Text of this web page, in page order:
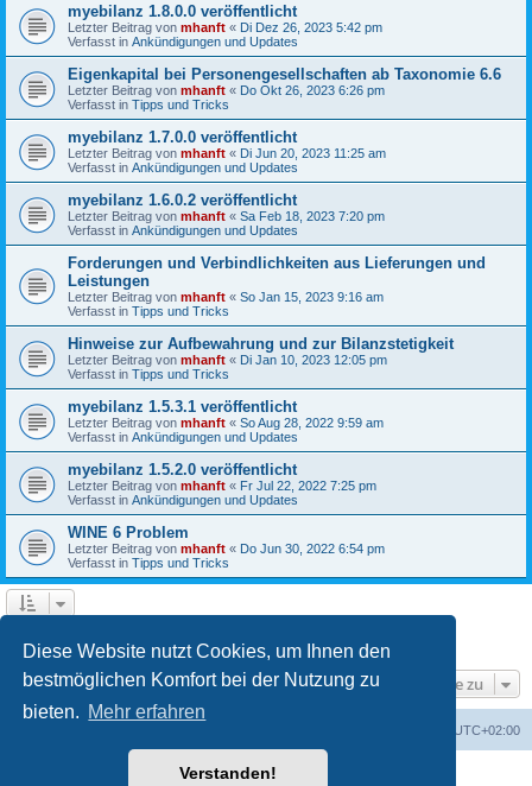
Diese Website nutzt Cookies, um Ihnen den
bestmöglichen Komfort bei der Nutzung zu
bieten. Mehr erfahren
Verstanden!
myebilanz 1.8.0.0 veröffentlicht
Letzter Beitrag von mhanft « Di Dez 26, 2023 5:42 pm
Verfasst in Ankündigungen und Updates
Eigenkapital bei Personengesellschaften ab Taxonomie 6.6
Letzter Beitrag von mhanft « Do Okt 26, 2023 6:26 pm
Verfasst in Tipps und Tricks
myebilanz 1.7.0.0 veröffentlicht
Letzter Beitrag von mhanft « Di Jun 20, 2023 11:25 am
Verfasst in Ankündigungen und Updates
myebilanz 1.6.0.2 veröffentlicht
Letzter Beitrag von mhanft « Sa Feb 18, 2023 7:20 pm
Verfasst in Ankündigungen und Updates
Forderungen und Verbindlichkeiten aus Lieferungen und
Leistungen
Letzter Beitrag von mhanft « So Jan 15, 2023 9:16 am
Verfasst in Tipps und Tricks
Hinweise zur Aufbewahrung und zur Bilanzstetigkeit
Letzter Beitrag von mhanft « Di Jan 10, 2023 12:05 pm
Verfasst in Tipps und Tricks
myebilanz 1.5.3.1 veröffentlicht
Letzter Beitrag von mhanft « So Aug 28, 2022 9:59 am
Verfasst in Ankündigungen und Updates
myebilanz 1.5.2.0 veröffentlicht
Letzter Beitrag von mhanft « Fr Jul 22, 2022 7:25 pm
Verfasst in Ankündigungen und Updates
WINE 6 Problem
Letzter Beitrag von mhanft « Do Jun 30, 2022 6:54 pm
Verfasst in Tipps und Tricks
Gehe zu
UTC+02:00
Powered byphpBB® Forum Software © phpBB Limited